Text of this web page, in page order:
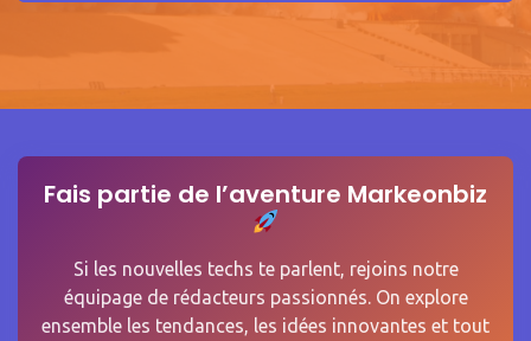
Fais partie de l’aventure Markeonbiz
Si les nouvelles techs te parlent, rejoins notre
équipage de rédacteurs passionnés. On explore
ensemble les tendances, les idées innovantes et tout